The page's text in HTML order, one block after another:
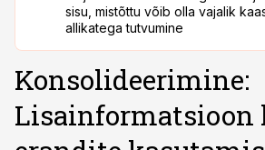
sisu, mistõttu võib olla vajalik
allikatega tutvumine
Konsolideerimine:
Lisainformatsioon